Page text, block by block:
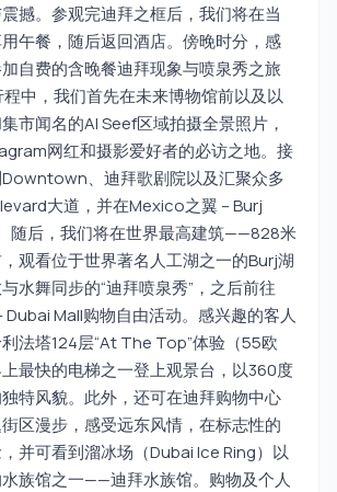
撼。参观完迪拜之框后，我们将在当
午餐，随后返回酒店。傍晚时分，感
自费的含晚餐迪拜现象与喷泉秀之旅
程中，我们首先在未来博物馆前以及以
市闻名的Al Seef区域拍摄全景照片，
网红和摄影爱好者的必访之地。接
、迪拜歌剧院以及汇聚众多
大道，并在Mexico之翼 – Burj
随后，我们将在世界最高建筑——828米
观看位于世界著名人工湖之一的Burj湖
水舞同步的“迪拜喷泉秀”，之后前往
Dubai Mall购物自由活动。感兴趣的客人
法塔124层“At The Top”体验（55欧
最快的电梯之一登上观景台，以360度
特风貌。此外，还可在迪拜购物中心
区漫步，感受远东风情，在标志性的
并可看到溜冰场（Dubai Ice Ring）以
族馆之一——迪拜水族馆。购物及个人